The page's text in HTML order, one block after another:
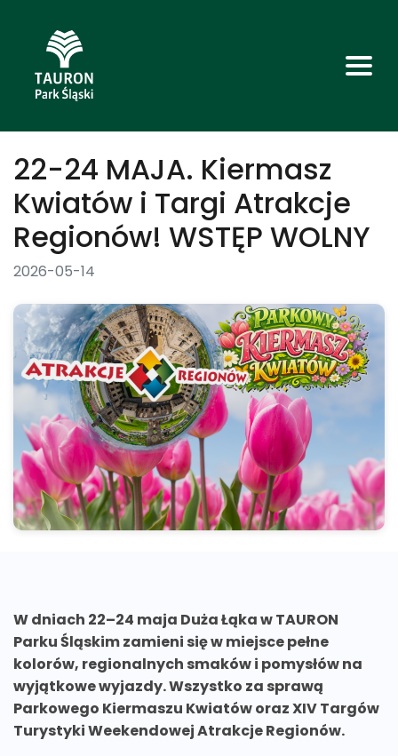
22-24 MAJA. Kiermasz
Kwiatów i Targi Atrakcje
Regionów! WSTĘP WOLNY
2026-05-14
W dniach 22–24 maja Duża Łąka w TAURON
Parku Śląskim zamieni się w miejsce pełne
kolorów, regionalnych smaków i pomysłów na
wyjątkowe wyjazdy. Wszystko za sprawą
Parkowego Kiermaszu Kwiatów oraz XIV Targów
Turystyki Weekendowej Atrakcje Regionów.